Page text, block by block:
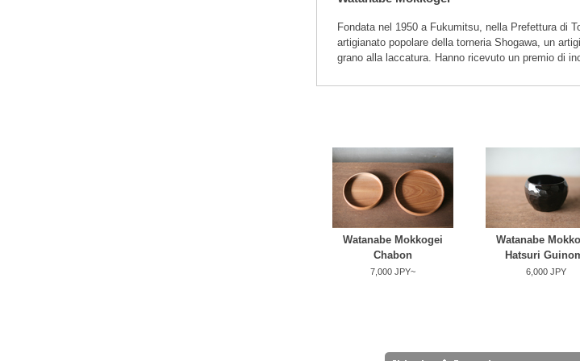
Fondata nel 1950 a Fukumitsu, nella Prefettura di
artigianato popolare della torneria Shogawa, un
grano alla laccatura. Hanno ricevuto un premio di
Watanabe Mokkogei
Chabon
7,000 JPY~
Watanabe
Hatsuri
6,000 JPY